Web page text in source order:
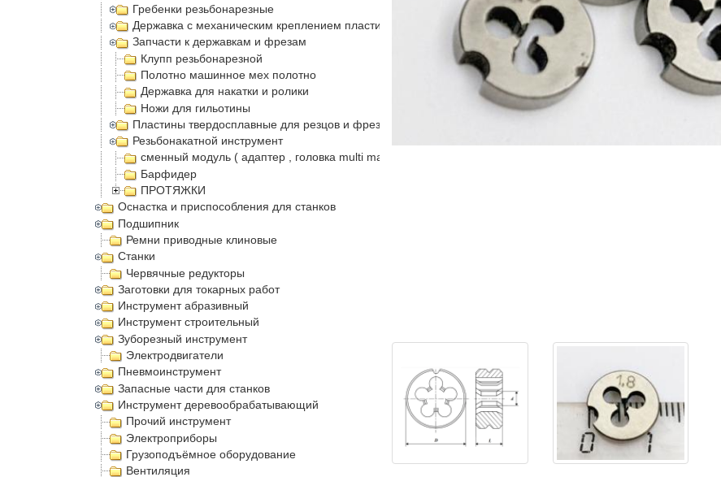
Гребенки резьбонарезные
Державка с механическим креплением пластин
Запчасти к державкам и фрезам
Клупп резьбонарезной
Полотно машинное мех полотно
Державка для накатки и ролики
Ножи для гильотины
Пластины твердосплавные для резцов и фрез
Резьбонакатной инструмент
сменный модуль ( адаптер , головка multi master )
Барфидер
ПРОТЯЖКИ
Оснастка и приспособления для станков
Подшипник
Ремни приводные клиновые
Станки
Червячные редукторы
Заготовки для токарных работ
Инструмент абразивный
Инструмент строительный
Зуборезный инструмент
Электродвигатели
Пневмоинструмент
Запасные части для станков
Инструмент деревообрабатывающий
Прочий инструмент
Электроприборы
Грузоподъёмное оборудование
Вентиляция